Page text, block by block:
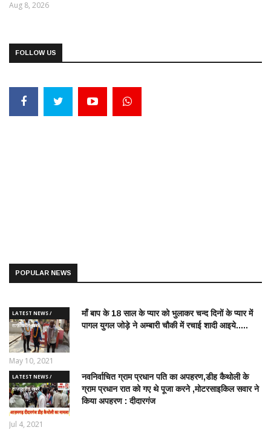
Aug 8, 2026
FOLLOW US
POPULAR NEWS
LATEST NEWS /
ताज़ातरीन खबरें
माँ बाप के 18 साल के प्यार को भुलाकर चन्द दिनों के प्यार में
पागल युगल जोड़े ने अम्बारी चौकी में रचाई शादी आइये.....
May 10, 2021
LATEST NEWS /
ताज़ातरीन खबरें
नवनिर्वाचित ग्राम प्रधान पति का अपहरण,डीह कैथोली के
ग्राम प्रधान रात को गए थे पूजा करने ,मोटरसाइकिल सवार ने
किया अपहरण : दीदारगंज
Jul 4, 2021